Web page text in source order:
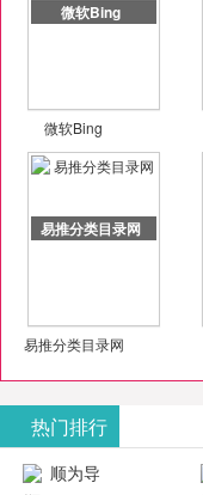
微软Bing
微软Bing
易推分类目录网
易推分类目录网
热门排行
顺为导